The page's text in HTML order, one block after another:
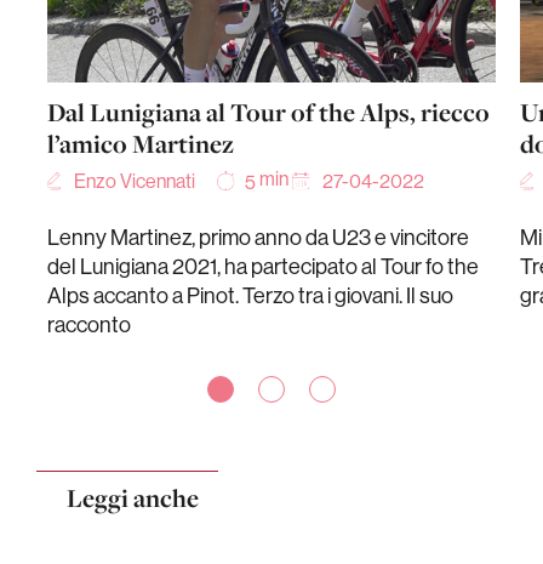
Dal Lunigiana al Tour of the Alps, riecco
l’amico Martinez
Enzo Vicennati 5 min 27-04-2022
Lenny Martinez, primo anno da U23 e vincitore
del Lunigiana 2021, ha partecipato al Tour fo the
Alps accanto a Pinot. Terzo tra i giovani. Il suo
racconto
Leggi anche